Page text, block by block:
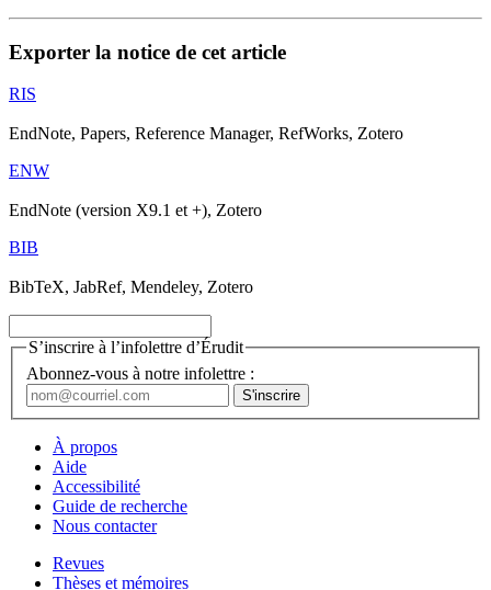
Exporter la notice de cet article
RIS
EndNote, Papers, Reference Manager, RefWorks, Zotero
ENW
EndNote (version X9.1 et +), Zotero
BIB
BibTeX, JabRef, Mendeley, Zotero
S’inscrire à l’infolettre d’Érudit
Abonnez-vous à notre infolettre :
À propos
Aide
Accessibilité
Guide de recherche
Nous contacter
Revues
Thèses et mémoires